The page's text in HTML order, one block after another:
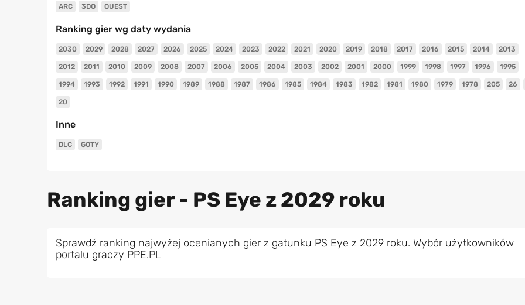
ARC 3DO QUEST
Ranking gier wg daty wydania
2030 2029 2028 2027 2026 2025 2024 2023 2022 2021 2020 2019 2018 2017 2016 2015 2014 2013
2012 2011 2010 2009 2008 2007 2006 2005 2004 2003 2002 2001 2000 1999 1998 1997 1996 1995
1994 1993 1992 1991 1990 1989 1988 1987 1986 1985 1984 1983 1982 1981 1980 1979 1978 205 26
20
Inne
DLC GOTY
Ranking gier - PS Eye z 2029 roku
Sprawdź ranking najwyżej ocenianych gier z gatunku PS Eye z 2029 roku. Wybór użytkowników
portalu graczy PPE.PL